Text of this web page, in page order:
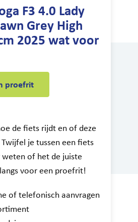
F3 4.0 Lady
Grey High
2025 wat voor
proefrit
de fiets rijdt en of deze
je tussen een fiets
of het de juiste
voor een proefrit!
of telefonisch aanvragen